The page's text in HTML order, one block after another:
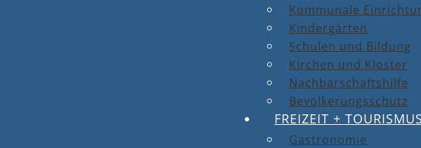
Kommunale
Kindergärten
Schulen und Bildung
Kirchen und Kloster
Nachbarschaftshilfe
Bevölkerungsschutz
FREIZEIT + TOURISMUS
Gastronomie